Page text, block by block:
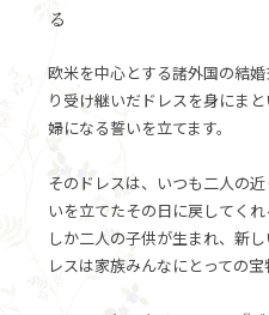
る
欧米を中心とする諸外国の結
り受け継いだドレスを身にま
婦になる誓いを立てます。
そのドレスは、いつも二人の
いを立てたその日に戻してく
しか二人の子供が生まれ、新
レスは家族みんなにとっての宝